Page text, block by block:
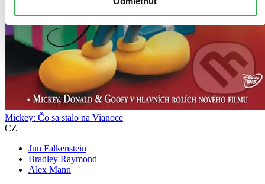
Mickey: Čo sa stalo na Vianoce
CZ
Jun Falkenstein
Bradley Raymond
Alex Mann